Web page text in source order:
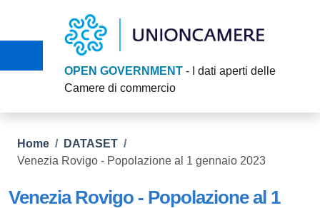
OPEN GOVERNMENT - I dati aperti delle
Camere di commercio
Briciole di pane
Home / DATASET /
Venezia Rovigo - Popolazione al 1 gennaio 2023
Venezia Rovigo - Popolazione al 1